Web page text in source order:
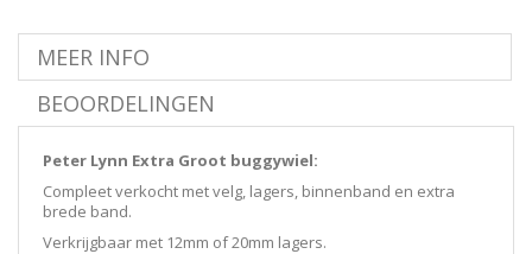
MEER INFO
BEOORDELINGEN
Peter Lynn Extra Groot buggywiel:
Compleet verkocht met velg, lagers, binnenband en extra
brede band.
Verkrijgbaar met 12mm of 20mm lagers.